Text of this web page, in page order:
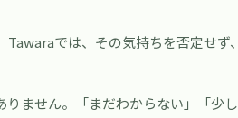
では、その気持ちを否定せず、
ません。「まだわからない」「少し